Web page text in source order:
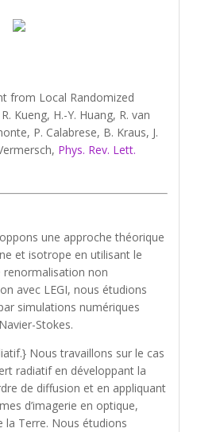
from Local Randomized
Kueng, H.-Y. Huang, R. van
P. Calabrese, B. Kraus, J.
Phys. Rev. Lett.
une approche théorique
et isotrope en utilisant le
non
avec LEGI, nous étudions
simulations numériques
Stokes.
Nous travaillons sur le cas
radiatif en développant la
de diffusion et en appliquant
d’imagerie en optique,
la Terre. Nous étudions